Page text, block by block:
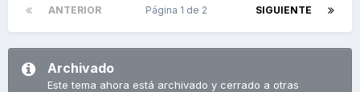
ANTERIOR SIGUIENTE
Página 1 de 2
Archivado
Este tema ahora está archivado y cerrado a otras